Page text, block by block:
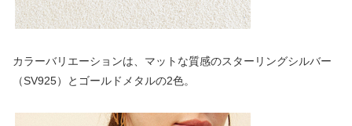
カラーバリエーションは、マットな質感のスターリングシルバー
（SV925）とゴールドメタルの2色。